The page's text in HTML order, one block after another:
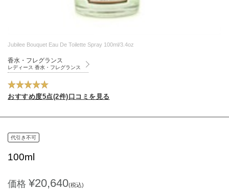
Jubilee Bouquet Eau De Toilette Spray 100ml/3.4oz
香水・フレグランス
レディース 香水・フレグランス
おすすめ度5点(2件)口コミを見る
代引き不可
100ml
価格 ¥20,640(税込)